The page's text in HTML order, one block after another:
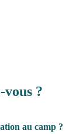
?
au camp ?